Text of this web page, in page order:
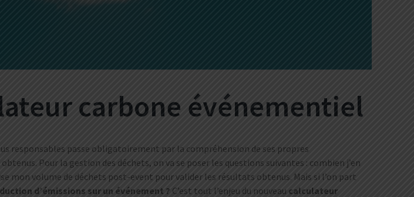
carbone événementiel
responsables passe obligatoirement par la compréhension de ses propres
Pour la gestion des déchets, on va se poser les questions suivantes : combien j’en
mon volume de déchets post-event pour valider les résultats obtenus. Mais si l’on part
d’émissions sur un événement ? C’est tout l’enjeu du nouveau calculateur